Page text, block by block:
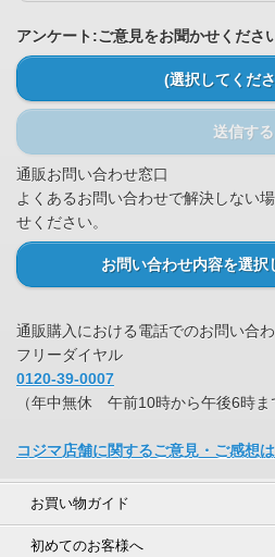
アンケート:ご意見をお聞かせくださ
(選択してくだ
送信する
通販お問い合わせ窓口
よくあるお問い合わせで解決しない
せください。
お問い合わせ内容を選択
通販購入における電話でのお問い合
フリーダイヤル
0120-39-0007
（年中無休 午前10時から午後6時ま
コジマ店舗に関するご意見・ご感想
お買い物ガイド
初めてのお客様へ